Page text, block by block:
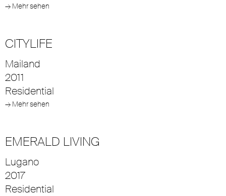
→ Mehr sehen
CITYLIFE
Mailand
2011
Residential
→ Mehr sehen
EMERALD LIVING
Lugano
2017
Residential